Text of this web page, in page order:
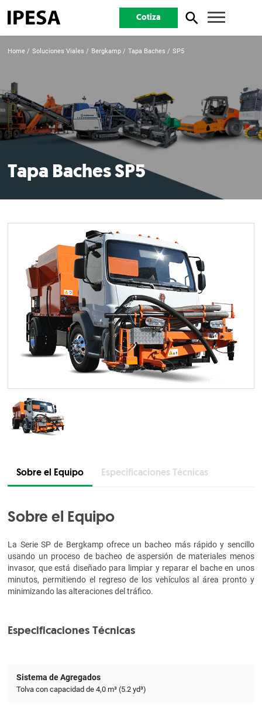
Cotiza
Home Soluciones Viales Bergkamp Tapa Baches SP5
Tapa Baches SP5
Sobre el Equipo Especificaciones Técnicas
Sobre el Equipo
La Serie SP de Bergkamp ofrece un bacheo más rápido y sencillo
usando un proceso de bacheo de aspersión de materiales menos
invasor, que está diseñado para limpiar y reparar el bache en unos
minutos, permitiendo el regreso de los vehículos al área pronto y
minimizando las alteraciones del tráfico.
Especificaciones Técnicas
Sistema de Agregados
Tolva con capacidad de 4,0 m³ (5.2 yd³)